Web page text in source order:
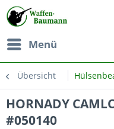
Menü
Übersicht
HORNADY
#050140